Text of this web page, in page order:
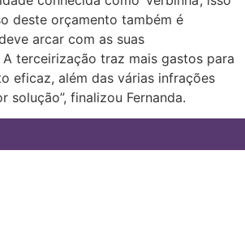
deste orçamento também é
arcar com as suas
terceirização traz mais gastos para
eficaz, além das várias infrações
solução”, finalizou Fernanda.